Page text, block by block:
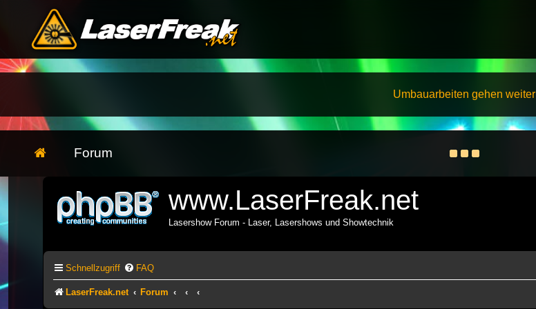
Umbauarbeiten gehen weiter
Forum
www.LaserFreak.net
Lasershow Forum - Laser, Lasershows und Showtechnik
Schnellzugriff FAQ
LaserFreak.net Forum